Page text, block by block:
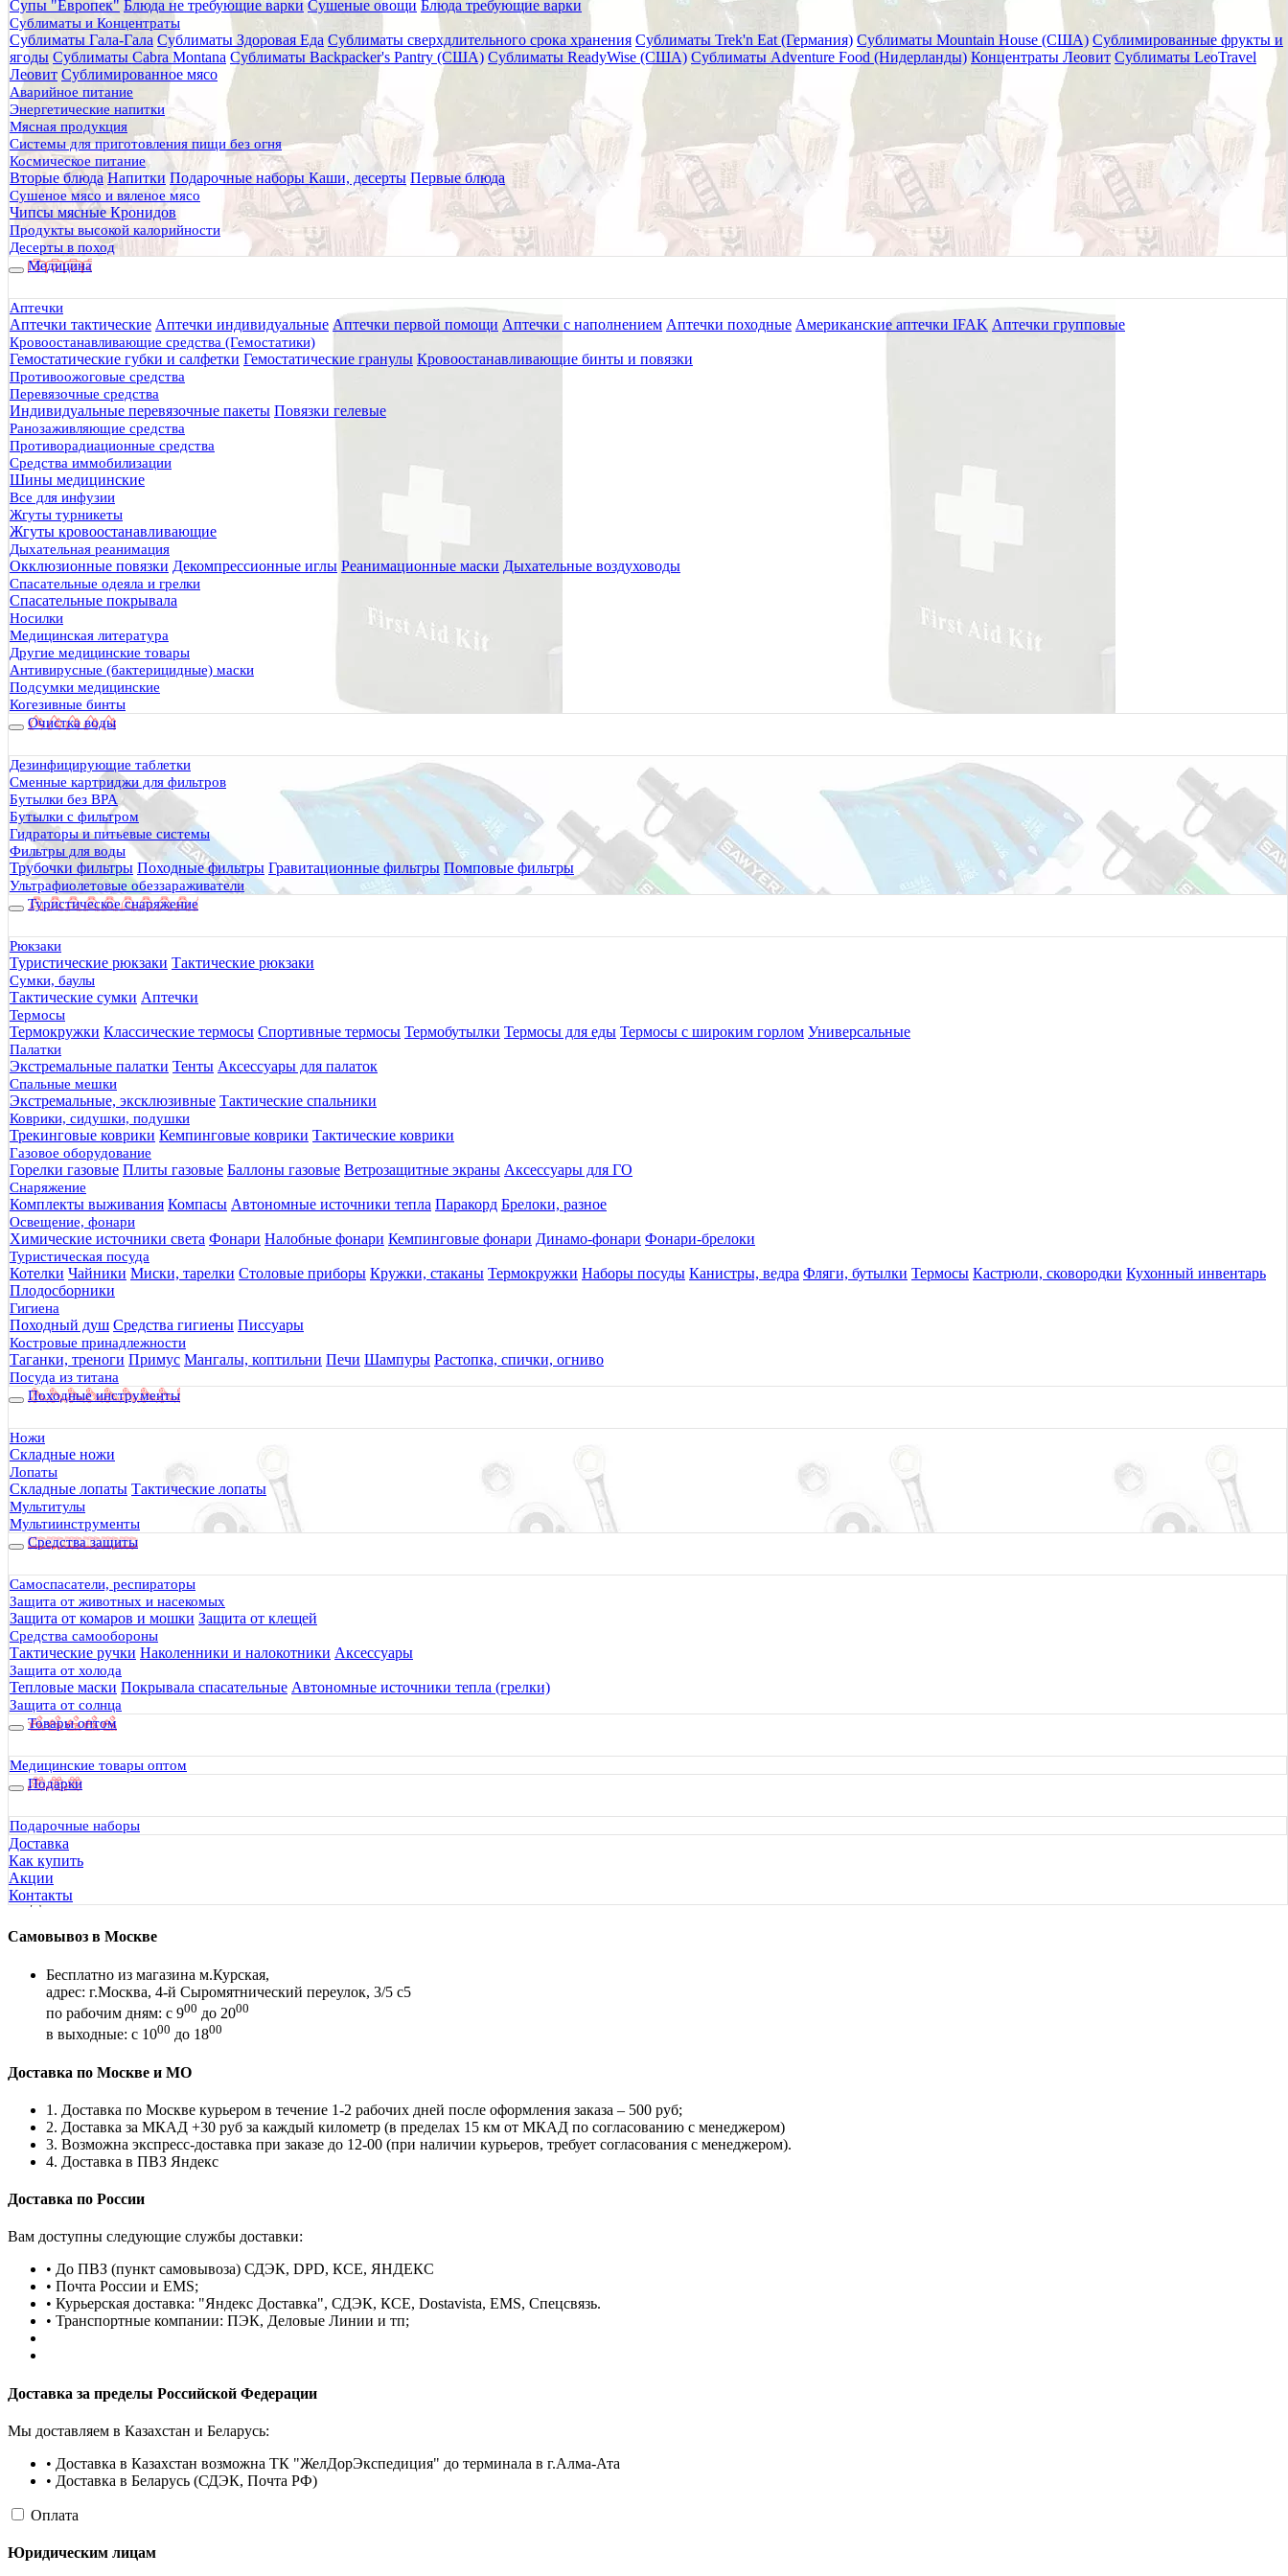
Супы "Европек" Блюда не требующие варки Сушеные овощи Блюда требующие варки
Сублиматы и Концентраты
Сублиматы Гала-Гала Сублиматы Здоровая Еда Сублиматы сверхдлительного срока хранения Сублиматы Trek'n Eat (Германия) Сублиматы Mountain House (США) Сублимированные фрукты и
ягоды Сублиматы Cabra Montana Сублиматы Backpacker's Pantry (США) Сублиматы ReadyWise (США) Сублиматы Adventure Food (Нидерланды) Концентраты Леовит Сублиматы LeoTravel
Леовит Сублимированное мясо
Аварийное питание
Энергетические напитки
Мясная продукция
Системы для приготовления пищи без огня
Космическое питание
Вторые блюда Напитки Подарочные наборыКаши, десерты Первые блюда
Сушеное мясо и вяленое мясо
Чипсы мясные Кронидов
Продукты высокой калорийности
Десерты в поход
Медицина
Аптечки
Аптечки тактические Аптечки индивидуальные Аптечки первой помощи Аптечки с наполнением Аптечки походные Американские аптечки IFAK Аптечки групповые
Кровоостанавливающие средства (Гемостатики)
Гемостатические губки и салфетки Гемостатические гранулы Кровоостанавливающие бинты и повязки
Противоожоговые средства
Перевязочные средства
Индивидуальные перевязочные пакеты Повязки гелевые
Ранозаживляющие средства
Противорадиационные средства
Средства иммобилизации
Шины медицинские
Все для инфузии
Жгуты турникеты
Жгуты кровоостанавливающие
Дыхательная реанимация
Окклюзионные повязки Декомпрессионные иглы Реанимационные маски Дыхательные воздуховоды
Спасательные одеяла и грелки
Спасательные покрывала
Носилки
Медицинская литература
Другие медицинские товары
Антивирусные (бактерицидные) маски
Подсумки медицинские
Когезивные бинты
Очистка воды
Дезинфицирующие таблетки
Сменные картриджи для фильтров
Бутылки без BPA
Бутылки с фильтром
Гидраторы и питьевые системы
Фильтры для воды
Трубочки фильтры Походные фильтры Гравитационные фильтры Помповые фильтры
Ультрафиолетовые обеззараживатели
Туристическое снаряжение
Рюкзаки
Туристические рюкзаки Тактические рюкзаки
Сумки, баулы
Тактические сумки Аптечки
Термосы
Термокружки Классические термосы Спортивные термосы Термобутылки Термосы для еды Термосы с широким горлом Универсальные
Палатки
Экстремальные палатки Тенты Аксессуары для палаток
Спальные мешки
Экстремальные, эксклюзивные Тактические спальники
Коврики, сидушки, подушки
Трекинговые коврики Кемпинговые коврики Тактические коврики
Газовое оборудование
Горелки газовые Плиты газовые Баллоны газовые Ветрозащитные экраны Аксессуары для ГО
Снаряжение
Комплекты выживания Компасы Автономные источники тепла Паракорд Брелоки, разное
Освещение, фонари
Химические источники света Фонари Налобные фонари Кемпинговые фонари Динамо-фонари Фонари-брелоки
Туристическая посуда
Котелки Чайники Миски, тарелки Столовые приборы Кружки, стаканы Термокружки Наборы посуды Канистры, ведра Фляги, бутылки Термосы Кастрюли, сковородки Кухонный инвентарь
Плодосборники
Гигиена
Походный душ Средства гигиены Писсуары
Костровые принадлежности
Таганки, треноги Примус Мангалы, коптильни Печи Шампуры Растопка, спички, огниво
Посуда из титана
Походные инструменты
Ножи
Складные ножи
Лопаты
Складные лопаты Тактические лопаты
Мультитулы
Мультиинструменты
Средства защиты
Самоспасатели, респираторы
Защита от животных и насекомых
Защита от комаров и мошки Защита от клещей
Средства самообороны
Тактические ручки Наколенники и налокотники Аксессуары
Защита от холода
Тепловые маски Покрывала спасательные Автономные источники тепла (грелки)
Защита от солнца
Товары оптом
Медицинские товары оптом
Подарки
Подарочные наборы
Доставка
Как купить
Акции
Контакты
Главная
Каталог товаров
Средства защиты
Защита от холода
Покрывала спасательные
Одеяло для неотложной помощи Blizzard Active Range BPSAR-10
Одеяло для неотложной помощи Blizzard Active Range BPSAR-10
35090
Доставка и самовывоз
Самовывоз в Москве
Бесплатно из магазина м.Курская,
адрес: г.Москва, 4-й Сыромятнический переулок, 3/5 с5
по рабочим дням: с 900 до 2000
в выходные: с 1000 до 1800
Доставка по Москве и МО
1. Доставка по Москве курьером в течение 1-2 рабочих дней после оформления заказа – 500 руб;
2. Доставка за МКАД +30 руб за каждый километр (в пределах 15 км от МКАД по согласованию с менеджером)
3. Возможна экспресс-доставка при заказе до 12-00 (при наличии курьеров, требует согласования с менеджером).
4. Доставка в ПВЗ Яндекс
Доставка по России
Вам доступны следующие службы доставки:
• До ПВЗ (пункт самовывоза) СДЭК, DPD, КСЕ, ЯНДЕКС
• Почта России и EMS;
• Курьерская доставка: "Яндекс Доставка", СДЭК, КСЕ, Dostavista, EMS, Спецсвязь.
• Транспортные компании: ПЭК, Деловые Линии и тп;
Доставка за пределы Российской Федерации
Мы доставляем в Казахстан и Беларусь:
• Доставка в Казахстан возможна ТК "ЖелДорЭкспедиция" до терминала в г.Алма-Ата
• Доставка в Беларусь (СДЭК, Почта РФ)
Оплата
Юридическим лицам